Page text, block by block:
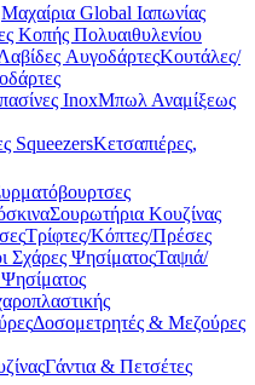
Μαχαίρια Global Ιαπωνίας
Κοπής Πολυαιθυλενίου
Κουτάλες/
Μπωλ Αναμίξεως
Κετσαπιέρες,
Σουρωτήρια Κουζίνας
Τρίφτες/Κόπτες/Πρέσες
Ταψιά/
Δοσομετρητές & Μεζούρες
Γάντια & Πετσέτες